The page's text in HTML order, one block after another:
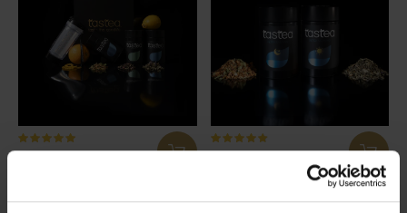
tastea 30 Day Detox
Cure de désintoxication de 30